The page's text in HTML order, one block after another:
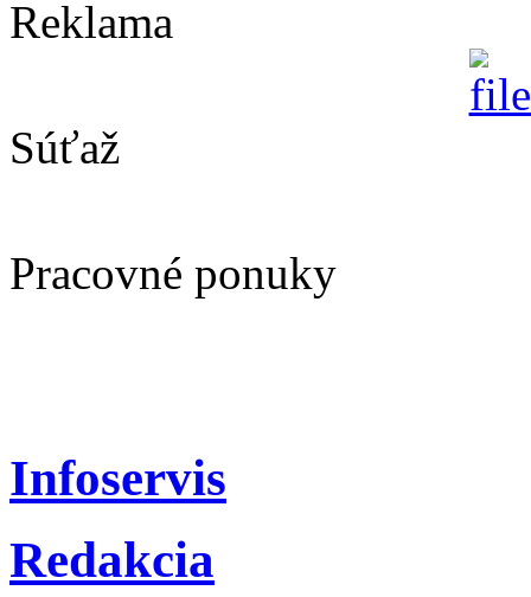
Reklama
Súťaž
Pracovné ponuky
Infoservis
Redakcia